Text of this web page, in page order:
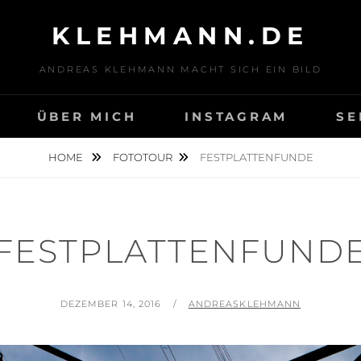
KLEHMANN.DE
ANDREAS KLEHMANN MACHT SICH EIN BILD
ÜBER MICH INSTAGRAM
HOME FOTOTOUR FESTPLATTENFUNDE
POSTED
DEZEMBER 14, 2016 BY
ANDREASKLEHMANN